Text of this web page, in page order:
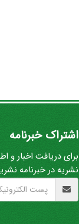
اشتراک خبرنامه
برای دریافت اخبار و
نشریه در خبرنامه